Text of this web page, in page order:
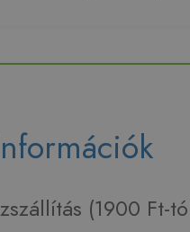
(1900 Ft-